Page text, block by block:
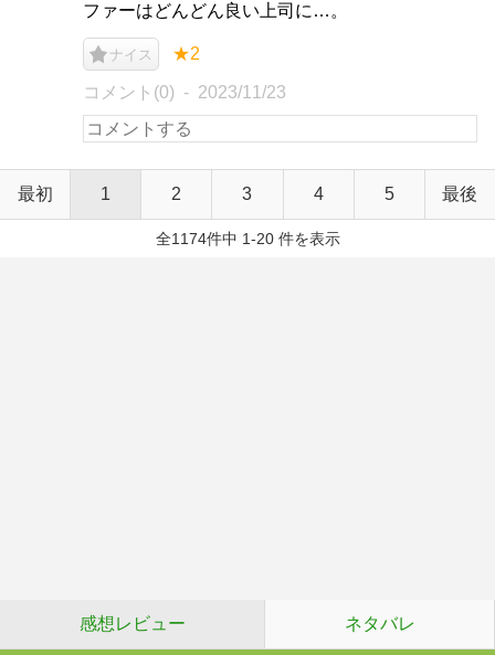
ファーはどんどん良い上司に…。
ナイス ★2
コメント(0) 2023/11/23
最初 1 2 3 4 5 最後
全1174件中 1-20 件を表示
感想レビュー ネタバレ